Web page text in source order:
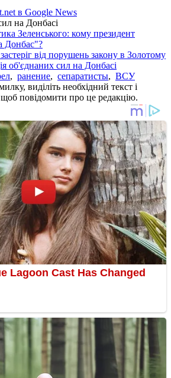
в Google News
на Донбасі
Зеленського: кому президент
Донбас"?
від порушень закону в Золотому
об'єднаних сил на Донбасі
, ранение, сепаратисты, ВСУ
виділіть необхідний текст і
повідомити про це редакцію.